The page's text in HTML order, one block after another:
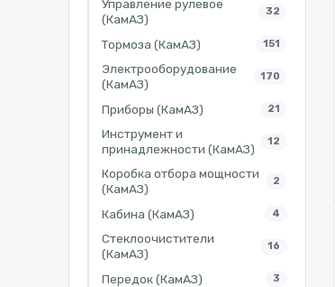
Управление рулевое
(КамАЗ)
32
Тормоза (КамАЗ) 151
Электрооборудование
(КамАЗ)
170
Приборы (КамАЗ) 21
Инструмент и
принадлежности (КамАЗ)
12
Коробка отбора мощности
(КамАЗ)
2
Кабина (КамАЗ) 4
Стеклоочистители
(КамАЗ)
16
Передок (КамАЗ) 3